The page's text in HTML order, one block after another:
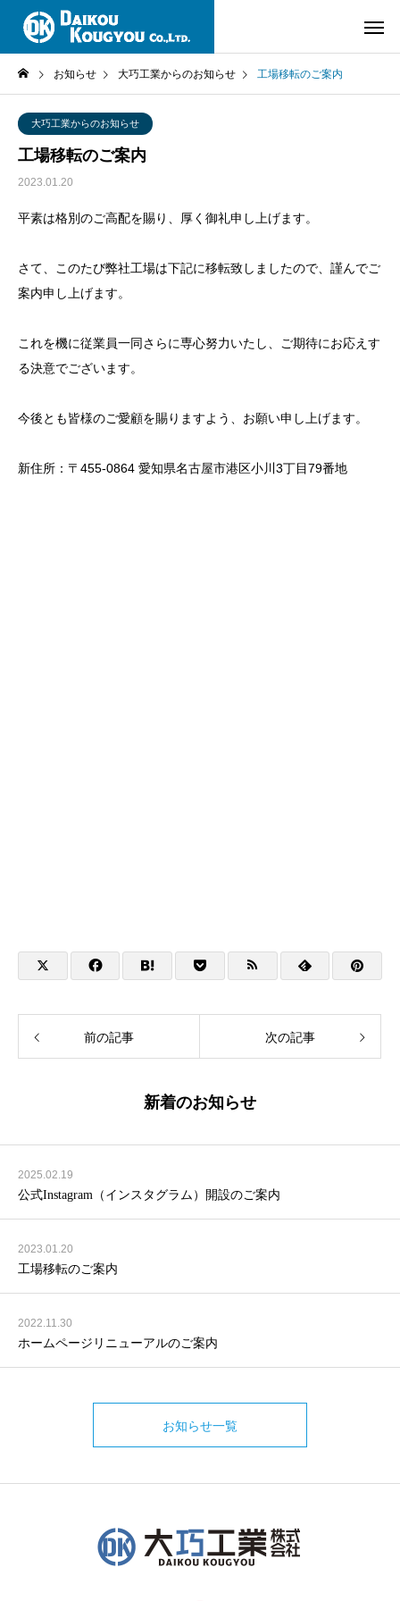
お知らせ 大巧工業からのお知らせ 工場移転のご案内
大巧工業からのお知らせ
工場移転のご案内
2023.01.20
平素は格別のご高配を賜り、厚く御礼申し上げます。
さて、このたび弊社工場は下記に移転致しましたので、謹んでご
案内申し上げます。
これを機に従業員一同さらに専心努力いたし、ご期待にお応えす
る決意でございます。
今後とも皆様のご愛顧を賜りますよう、お願い申し上げます。
新住所：〒455-0864 愛知県名古屋市港区小川3丁目79番地
前の記事 次の記事
新着のお知らせ
2025.02.19
公式Instagram（インスタグラム）開設のご案内
2023.01.20
工場移転のご案内
2022.11.30
ホームページリニューアルのご案内
お知らせ一覧